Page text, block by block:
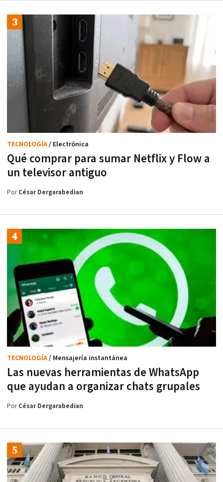
Qué comprar para sumar Netflix y Flow a
un televisor antiguo
TECNOLOGÍA/ Electrónica
PorCésar Dergarabedian
Las nuevas herramientas de WhatsApp
que ayudan a organizar chats grupales
TECNOLOGÍA/ Mensajería instantánea
PorCésar Dergarabedian